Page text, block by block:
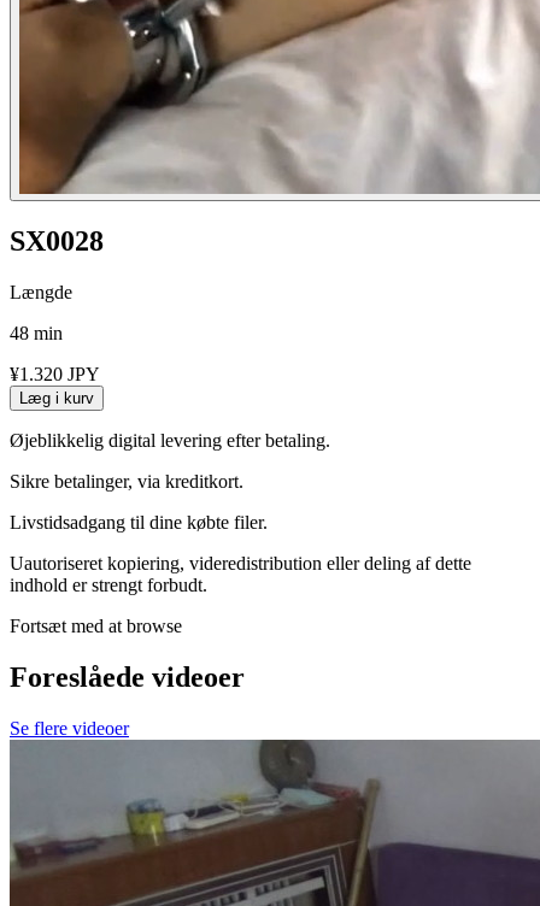
SX0028
Længde
48 min
¥1.320 JPY
Læg i kurv
Øjeblikkelig digital levering efter betaling.
Sikre betalinger, via kreditkort.
Livstidsadgang til dine købte filer.
Uautoriseret kopiering, videredistribution eller deling af dette
indhold er strengt forbudt.
Fortsæt med at browse
Foreslåede videoer
Se flere videoer